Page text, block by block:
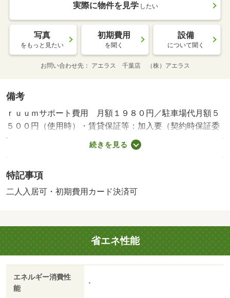
実際に物件を見学 したい
写真
をもっと見たい
初期費用
を聞く
設備
について聞く
お問い合わせ先 アエラス 千葉店 （株）アエラス
備考
ｒｕｕｍサポート費用 月額１９８０円／駐車場代月額５
５００円（使用時）・賃貸保証等：加入要（契約時保証委
託料：２．２万円、月額保証委託料：賃料総額の２．２％
又は５．５％）・鍵交換代：あり３，３００円～・他交通
／ＪＲ外房線鎌取駅バス８分千葉県がんセンター停歩５
分・オンラインで申込から契約手続き、ＬＩＮＥでのご相
頭、オンライン等）で物件をご提案いたします/室内清掃費
続きを見る
特記事項
二人入居可・初期費用カード決済可
省エネ性能
エネルギー消費性
能
-